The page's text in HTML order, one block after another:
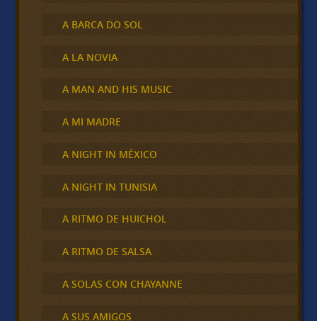
A BARCA DO SOL
A LA NOVIA
A MAN AND HIS MUSIC
A MI MADRE
A NIGHT IN MÉXICO
A NIGHT IN TUNISIA
A RITMO DE HUICHOL
A RITMO DE SALSA
A SOLAS CON CHAYANNE
A SUS AMIGOS